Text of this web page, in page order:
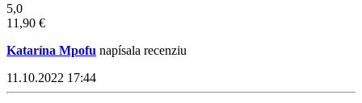
5,0
11,90 €
Katarína Mpofu napísala recenziu
11.10.2022 17:44